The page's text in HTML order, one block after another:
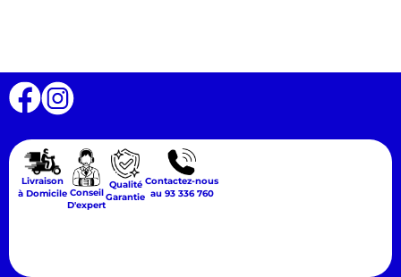
Livraison
à Domicile Conseil
D'expert
Qualité
Garantie
Contactez-nous
au 93 336 760